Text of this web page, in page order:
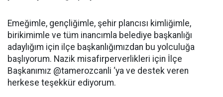
Emeğimle, gençliğimle, şehir plancısı kimliğimle,
birikimimle ve tüm inancımla belediye başkanlığı
adaylığım için ilçe başkanlığımızdan bu yolculuğa
başlıyorum. Nazik misafirperverlikleri için İlçe
Başkanımız @tamerozcanli ‘ya ve destek veren
herkese teşekkür ediyorum.